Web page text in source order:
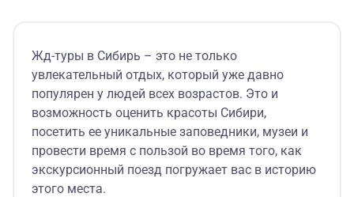
Жд-туры в Сибирь – это не только
увлекательный отдых, который уже давно
популярен у людей всех возрастов. Это и
возможность оценить красоты Сибири,
посетить ее уникальные заповедники, музеи и
провести время с пользой во время того, как
экскурсионный поезд погружает вас в историю
этого места.